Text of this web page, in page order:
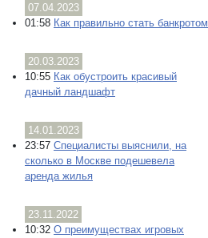
07.04.2023
01:58 Как правильно стать банкротом
20.03.2023
10:55 Как обустроить красивый
дачный ландшафт
14.01.2023
23:57 Специалисты выяснили, на
сколько в Москве подешевела
аренда жилья
23.11.2022
10:32 О преимуществах игровых